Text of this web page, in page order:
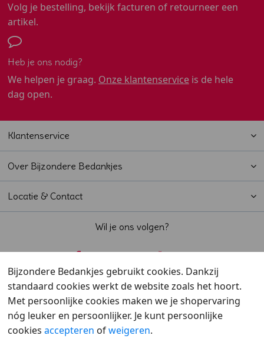
Volg je bestelling, bekijk facturen of retourneer een
artikel.
Heb je ons nodig?
We helpen je graag. Onze klantenserviceis de hele
dag open.
Klantenservice
Over Bijzondere Bedankjes
Locatie & Contact
Wil je ons volgen?
Bijzondere Bedankjes gebruikt cookies. Dankzij
standaard cookies werkt de website zoals het hoort.
Met persoonlijke cookies maken we je shopervaring
nóg leuker en persoonlijker. Je kunt persoonlijke
cookies accepteren ofweigeren.